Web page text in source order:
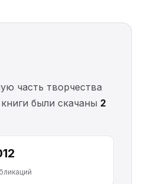
часть творчества
были скачаны 2